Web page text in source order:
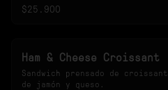
$25.900
Ham & Cheese Croissant
Sandwich prensado de croissant
de jamón y queso.